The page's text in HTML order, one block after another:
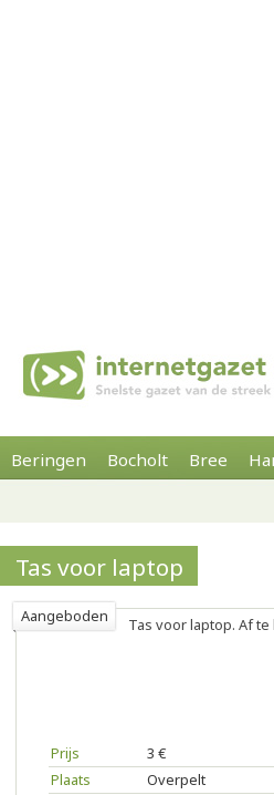
Beringen Bocholt Bree
Tas voor laptop
Aangeboden Tas voor laptop. Af
Prijs
3 €
Plaats
Overpelt